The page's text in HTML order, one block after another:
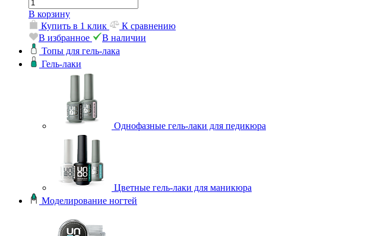
В корзину
Купить в 1 клик
К сравнению
В избранное
В наличии
Топы для гель-лака
Гель-лаки
Однофазные гель-лаки для педикюра
Цветные гель-лаки для маникюра
Моделирование ногтей